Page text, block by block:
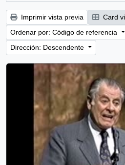
Imprimir vista previa Card
Ordenar por: Código de referencia
Dirección: Descendente